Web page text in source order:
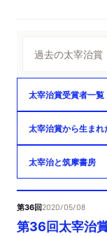
太宰治賞受賞者一覧
太宰治賞から生まれ
太宰治と筑摩書房
第36回2020/05/08
第36回太宰治